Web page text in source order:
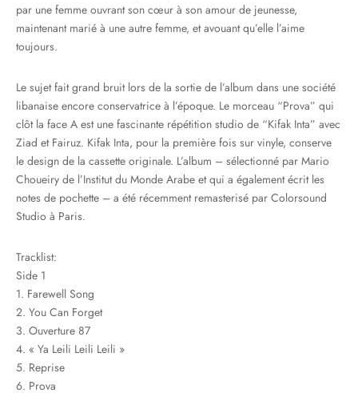
par une femme ouvrant son cœur à son amour de jeunesse,
maintenant marié à une autre femme, et avouant qu’elle l’aime
toujours.
Le sujet fait grand bruit lors de la sortie de l’album dans une société
libanaise encore conservatrice à l’époque. Le morceau “Prova” qui
clôt la face A est une fascinante répétition studio de “Kifak Inta” avec
Ziad et Fairuz. Kifak Inta, pour la première fois sur vinyle, conserve
le design de la cassette originale. L’album – sélectionné par Mario
Choueiry de l’Institut du Monde Arabe et qui a également écrit les
notes de pochette – a été récemment remasterisé par Colorsound
Studio à Paris.
Tracklist:
Side 1
1. Farewell Song
2. You Can Forget
3. Ouverture 87
4. « Ya Leili Leili Leili »
5. Reprise
6. Prova